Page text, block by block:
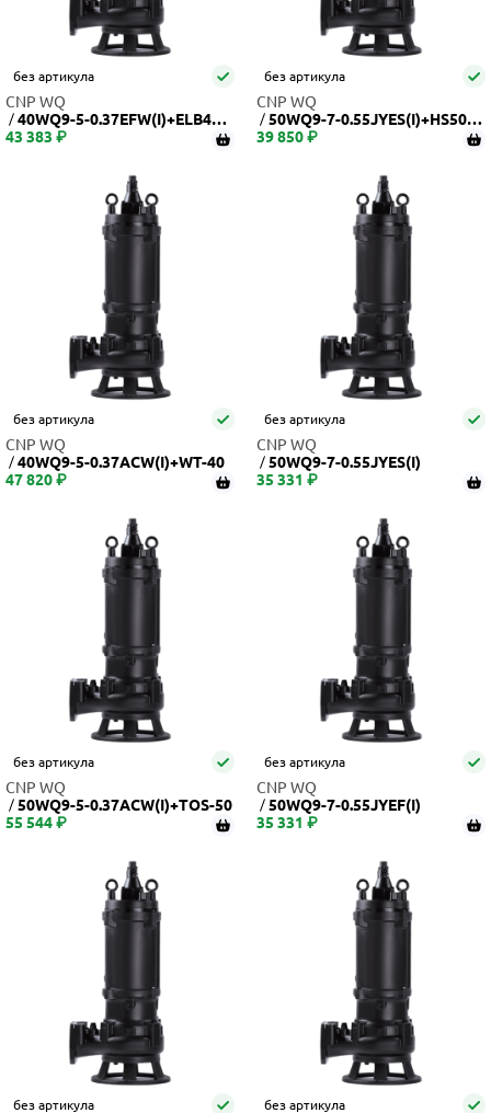
без артикула
CNP WQ
40WQ9-5-0.37EFW(I)+ELB40W
Q
43 383 ₽
без артикула
CNP WQ
50WQ9-7-0.55JYES(I)+HS50W
Q
39 850 ₽
без артикула
CNP WQ
40WQ9-5-0.37ACW(I)+WT-40
47 820 ₽
без артикула
CNP WQ
50WQ9-7-0.55JYES(I)
35 331 ₽
без артикула
CNP WQ
50WQ9-5-0.37ACW(I)+TOS-50
55 544 ₽
без артикула
CNP WQ
50WQ9-7-0.55JYEF(I)
35 331 ₽
без артикула без артикула